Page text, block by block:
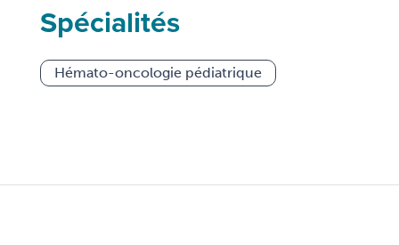
Spécialités
Hémato-oncologie pédiatrique